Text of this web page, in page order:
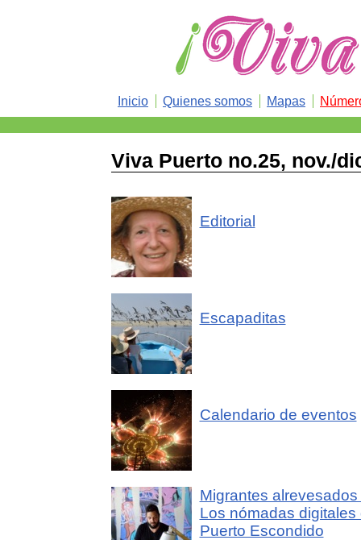
Inicio Quienes somos Mapas
Viva Puerto no.25, nov./
Editorial
Escapaditas
Calendario de eventos
Migrantes alrevesados
Los nómadas digitales
Puerto Escondido